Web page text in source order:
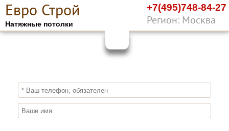
Евро Строй
Натяжные потолки
+7(495)748-84-27
Регион: Москва
ПОЛУЧИ СКИДКУ10%